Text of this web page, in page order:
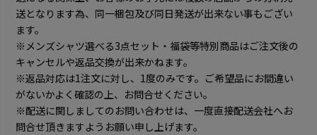
送となります為、同一梱包及び同日発送が出来ない事もござい
ます。
※メンズシャツ選べる3点セット・福袋等特別商品はご注文後の
キャンセルや返品交換が出来かねます。
※返品対応は1注文に対し、1度のみです。ご希望品にお間違い
がないかよく確認の上、お問合せください。
※配送に関しましてのお問い合わせは、一度直接配送会社へお
問合せ頂きますようお願い申し上げます。